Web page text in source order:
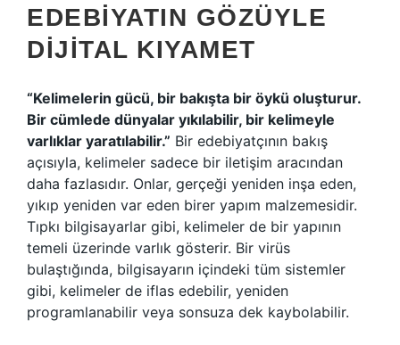
EDEBIYATIN GÖZÜYLE
DIJITAL KIYAMET
“Kelimelerin gücü, bir bakışta bir öykü oluşturur.
Bir cümlede dünyalar yıkılabilir, bir kelimeyle
varlıklar yaratılabilir.” Bir edebiyatçının bakış
açısıyla, kelimeler sadece bir iletişim aracından
daha fazlasıdır. Onlar, gerçeği yeniden inşa eden,
yıkıp yeniden var eden birer yapım malzemesidir.
Tıpkı bilgisayarlar gibi, kelimeler de bir yapının
temeli üzerinde varlık gösterir. Bir virüs
bulaştığında, bilgisayarın içindeki tüm sistemler
gibi, kelimeler de iflas edebilir, yeniden
programlanabilir veya sonsuza dek kaybolabilir.